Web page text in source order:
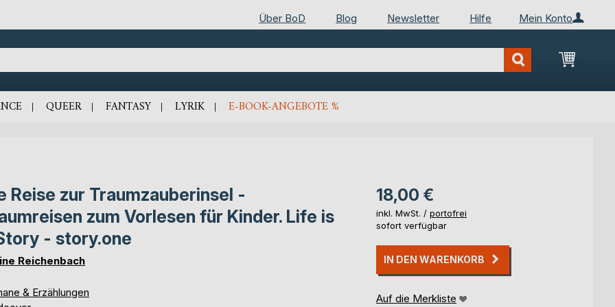
Mein Konto
Über BoD Blog Newsletter Hilfe
Mein
QUEER FANTASY LYRIK E-BOOK-ANGEBOTE %
Reise zur Traumzauberinsel -
zum Vorlesen für Kinder. Life is
- story.one
Reichenbach
& Erzählungen
18,00 €
inkl. MwSt. / portofrei
sofort verfügbar
IN DEN WARENKORB
Auf die Merkliste